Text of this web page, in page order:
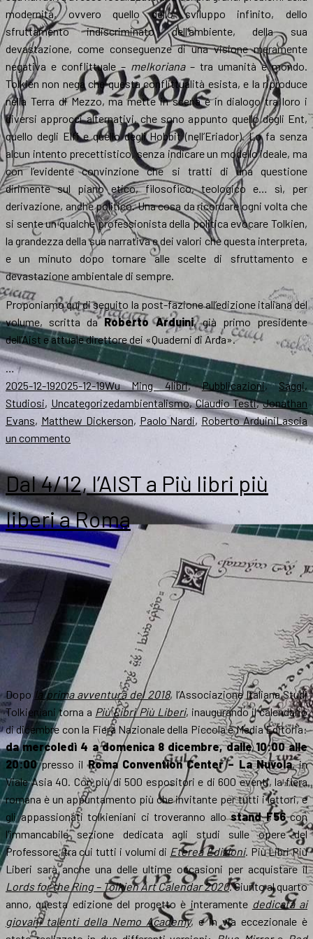
modernità, ovvero quello dello sviluppo infinito, dello
sfruttamento indiscriminato dell’ambiente, della sua
devastazione, come conseguenze di una visione meramente
negativa e conflittuale – melkoriana– tra umanità e mondo.
Tolkien non nega che questa conflittualità esista, e la riproduce
nella Terra di Mezzo, ma mette in scena e in dialogo tra loro i
diversi approcci alternativi, che sono appunto quello degli Ent,
quello degli Elfi e quello degli Hobbit (nell’Eriador). Lo fa senza
alcun intento precettistico, senza indicare un modello ideale, ma
con l’evidente convinzione che si tratti di una questione
dirimente sul piano etico, filosofico, teologico e… sì, per
derivazione, anche politico. Una cosa da ricordare ogni volta che
si sente un qualche professionista della politica evocare Tolkien,
la grandezza della sua narrativa e dei valori che questa interpreta,
e un minuto dopo tornare alle scelte di sfruttamento e
devastazione ambientale di sempre.
Proponiamo qui di seguito la post-fazione all’edizione italiana del
volume, scritta da Roberto Arduini, già primo presidente
dell’Aist e attuale direttore dei «Quaderni di Arda».
…
Scritto
il
2025-12-192025-12-19Autore
Wu Ming 4Categorie
libri,Pubblicazioni,Saggi,
Studiosi, UncategorizedTag
ambientalismo,Claudio Testi,Jonathan
Evans, Matthew Dickerson, Paolo Nardi, Roberto ArduiniLascia
un commento
ed
la
visione
ambientale
di
Dal 4/12, l’AIST a Più libri più
liberi a Roma
Dopola prima avventura del 2018, l’Associazione Italiana Studi
Tolkieniani torna a Più Libri Più Liberi, inaugurando il calendario
di dicembre con la Fiera Nazionale della Piccola e Media Editoria:
da mercoledì 4 a domenica 8 dicembre, dalle 10:00 alle
20:00presso ilRoma Convention Center – La Nuvola, in
Viale Asia 40. Con più di 500 espositori e di 600 eventi, la fiera
romana è un appuntamento più che invitante per tutti i lettori, e
gli appassionati tolkieniani ci troveranno allostand F56con
l’immancabile sezione dedicata agli studi sulle opere del
Professore, tra cui tutti i volumi di Eterea Edizioni. Più Libri Più
Liberi sarà anche una delle ultime occasioni per acquistare il
Lords for the Ring – Tolkien Art Calendar 2020. Giunto al quarto
anno, questa edizione del progetto è interamente dedicata ai
giovani talenti della Nemo Academy, e in via eccezionale è